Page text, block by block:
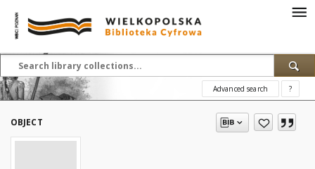
Advanced search ?
OBJECT